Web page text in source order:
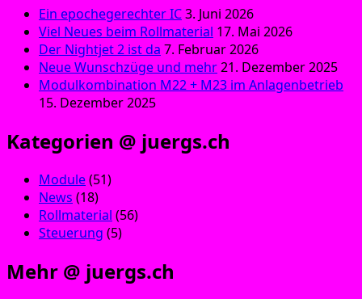
Ein epochegerechter IC3. Juni 2026
Viel Neues beim Rollmaterial 17. Mai 2026
Der Nightjet 2 ist da 7. Februar 2026
Neue Wunschzüge und mehr21. Dezember 2025
Modulkombination M22 + M23 im Anlagenbetrieb
15. Dezember 2025
Kategorien @ juergs.ch
Module(51)
News (18)
Rollmaterial (56)
Steuerung (5)
Mehr @ juergs.ch